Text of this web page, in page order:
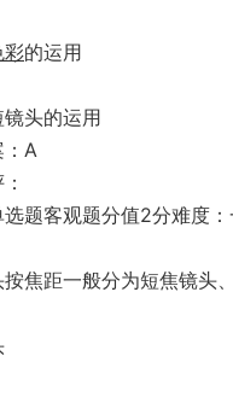
彩的运用
头的运用
：A
题客观题分值2分难度
焦距一般分为短焦镜头、